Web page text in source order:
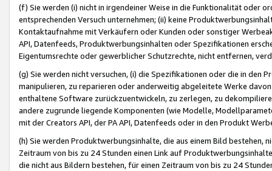
(f) Sie werden (i) nicht in irgendeiner Weise in die Funktionalität oder
entsprechenden Versuch unternehmen; (ii) keine
Kontaktaufnahme mit Verkäufern oder Kunden oder sonstiger
API, Datenfeeds, Produktwerbungsinhalten oder Spezifikationen
Eigentumsrechte oder gewerblicher Schutzrechte, nicht entfernen,
(g) Sie werden nicht versuchen, (i) die Spezifikationen oder die in
manipulieren, zu reparieren oder anderweitig abgeleitete Werke
enthaltene Software zurückzuentwickeln, zu zerlegen, zu
andere zugrunde liegende Komponenten (wie Modelle,
mit der Creators API, der PA API, Datenfeeds oder in den Produkt
(h) Sie werden Produktwerbungsinhalte, die aus einem Bild bestehen,
Zeitraum von bis zu 24 Stunden einen Link auf
die nicht aus Bildern bestehen, für einen Zeitraum von bis zu 24